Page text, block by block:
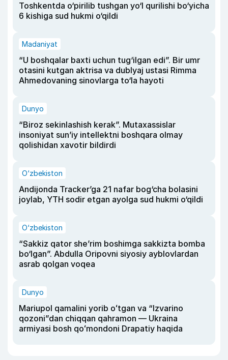
Toshkentda o‘pirilib tushgan yo‘l qurilishi bo‘yicha
6 kishiga sud hukmi o‘qildi
Madaniyat
“U boshqalar baxti uchun tug‘ilgan edi”. Bir umr
otasini kutgan aktrisa va dublyaj ustasi Rimma
Ahmedovaning sinovlarga to‘la hayoti
Dunyo
“Biroz sekinlashish kerak”. Mutaxassislar
insoniyat sun’iy intellektni boshqara olmay
qolishidan xavotir bildirdi
O‘zbekiston
Andijonda Tracker’ga 21 nafar bog‘cha bolasini
joylab, YTH sodir etgan ayolga sud hukmi o‘qildi
O‘zbekiston
“Sakkiz qator she’rim boshimga sakkizta bomba
bo‘lgan”. Abdulla Oripovni siyosiy ayblovlardan
asrab qolgan voqea
Dunyo
Mariupol qamalini yorib oʻtgan va “Izvarino
qozoni”dan chiqqan qahramon — Ukraina
armiyasi bosh qoʻmondoni Drapatiy haqida